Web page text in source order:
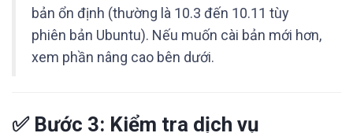
bản ổn định (thường là 10.3 đến 10.11 tùy
phiên bản Ubuntu). Nếu muốn cài bản mới hơn,
xem phần nâng cao bên dưới.
✅ Bước 3: Kiểm tra dịch vụ